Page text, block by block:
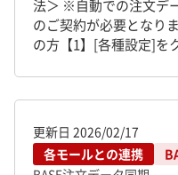
法＞ ※自動での注文デ
のご契約が必要となり
の方【1】[各種設定]を
更新日 2026/02/17
各モールとの連携